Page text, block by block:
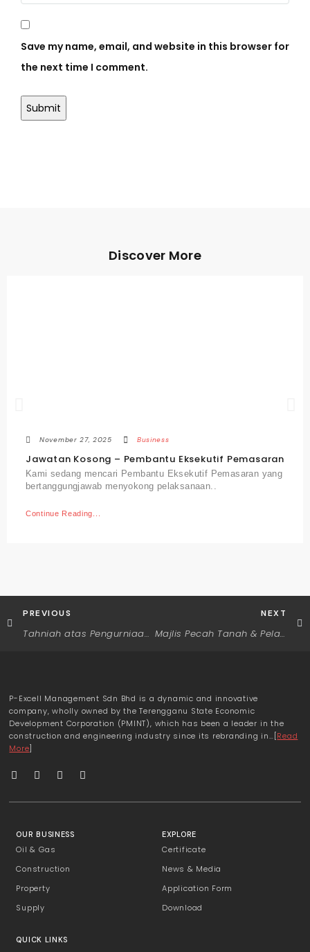
Save my name, email, and website in this browser for
the next time I comment.
Discover More
November 27, 2025 Business
Jawatan Kosong – Pembantu Eksekutif Pemasaran
Kami sedang mencari Pembantu Eksekutif Pemasaran yang
bertanggungjawab menyokong pelaksanaan..
Continue Reading...
PREVIOUS
Tahniah atas Pengurniaan Darjah Kebesaran A.M.T
NEXT
Majlis Pecah Tanah & Pelancaran Projek Perumahan Taman Hamparan, Peradong
P-Excell Management Sdn Bhd is a dynamic and innovative
company, wholly owned by the Terengganu State Economic
Development Corporation (PMINT), which has been a leader in the
construction and engineering industry since its rebranding in…[Read
More]
OUR BUSINESS
Oil & Gas
Construction
Property
Supply
EXPLORE
Certificate
News & Media
Application Form
Download
QUICK LINKS